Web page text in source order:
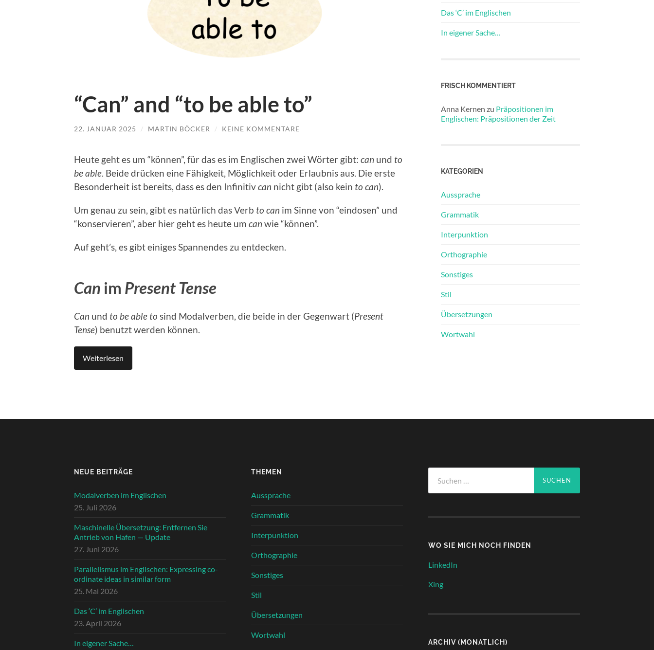
“Can” and “to be able to”
22. JANUAR 2025 / MARTIN BÖCKER / KEINE KOMMENTARE
Heute geht es um “kön­nen”, für das es im Englis­chen zwei Wörter gibt: can und to
be able. Bei­de drück­en eine Fähigkeit, Möglichkeit oder Erlaub­nis aus. Die erste
Beson­der­heit ist bere­its, dass es den Infini­tivcan nicht gibt (also kein to can).
Um genau zu sein, gibt es natür­lich das Verb to can im Sinne von “ein­dosen” und
“kon­servieren”, aber hier geht es heute um can wie “kön­nen”.
Auf geht’s, es gibt einiges Span­nen­des zu ent­deck­en.
Can im Present Tense
Can und to be able to sind Modalver­ben, die bei­de in der Gegen­wart (Present
Tense) benutzt wer­den kön­nen.
Weit­er­lesen
Das ‘C’ im Englischen
In eigener Sache…
FRISCH KOMMENTIERT
Anna Kernen zu Präpositionen im
Englischen: Präpositionen der Zeit
KATEGORIEN
Aussprache
Grammatik
Interpunktion
Orthographie
Sonstiges
Stil
Übersetzungen
Wortwahl
NEUE BEITRÄGE
Modalverben im Englischen
25. Juli 2026
Maschinelle Übersetzung: Entfernen Sie
Antrieb von Hafen — Update
27. Juni 2026
Parallelismus im Englischen: Expressing co-
ordinate ideas in similar form
25. Mai 2026
Das ‘C’ im Englischen
23. April 2026
In eigener Sache…
THEMEN
Aussprache
Grammatik
Interpunktion
Orthographie
Sonstiges
Stil
Übersetzungen
Wortwahl
nach:
WO SIE MICH NOCH FINDEN
LinkedIn
Xing
ARCHIV (MONATLICH)